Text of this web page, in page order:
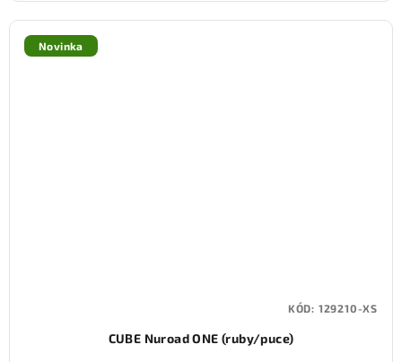
Novinka
CUBE Nuroad ONE (ruby/puce)
KÓD: 129210-XS